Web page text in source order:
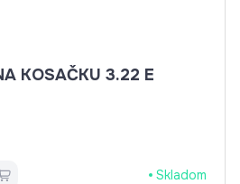
Skladom